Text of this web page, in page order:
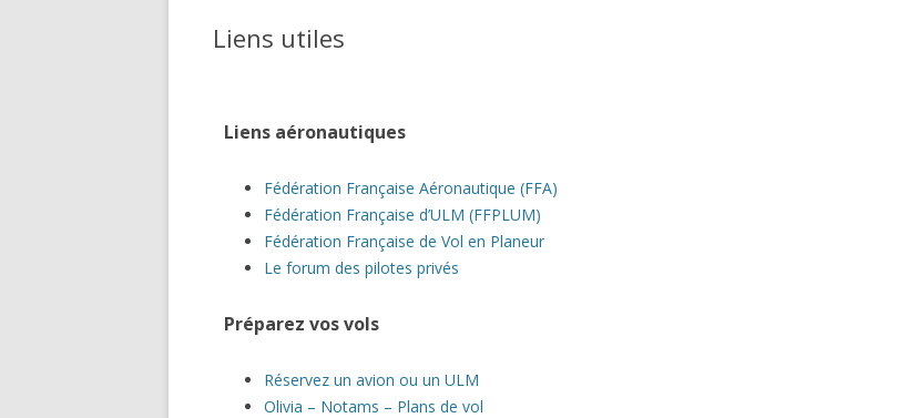
Liens utiles
Liens aéronautiques
Fédération Française Aéronautique (FFA)
Fédération Française d’ULM (FFPLUM)
Fédération Française de Vol en Planeur
Le forum des pilotes privés
Préparez vos vols
Réservez un avion ou un ULM
Olivia – Notams – Plans de vol